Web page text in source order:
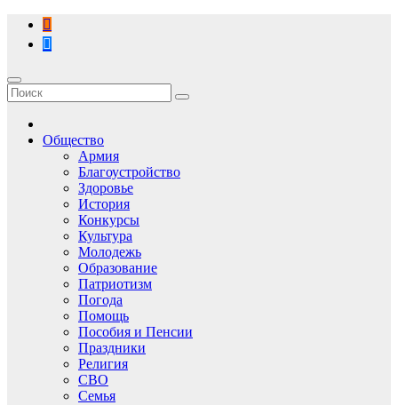
Перейти
содержимому
Общество
Армия
Благоустройство
Здоровье
История
Конкурсы
Культура
Молодежь
Образование
Патриотизм
Погода
Помощь
Пособия и Пенсии
Праздники
Религия
СВО
Семья